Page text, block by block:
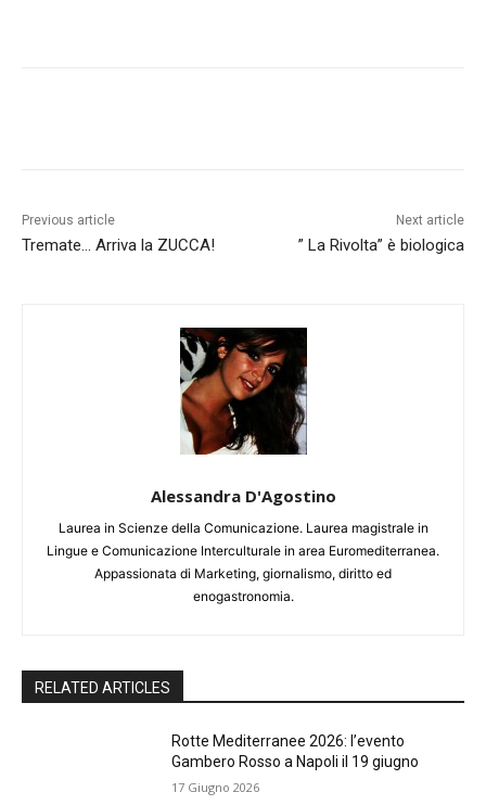
Previous article
Tremate… Arriva la ZUCCA!
Next article
” La Rivolta” è biologica
Alessandra D'Agostino
Laurea in Scienze della Comunicazione. Laurea magistrale in
Lingue e Comunicazione Interculturale in area Euromediterranea.
Appassionata di Marketing, giornalismo, diritto ed
enogastronomia.
RELATED ARTICLES
Rotte Mediterranee 2026: l’evento
Gambero Rosso a Napoli il 19 giugno
17 Giugno 2026